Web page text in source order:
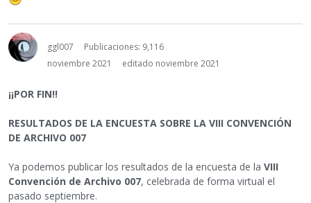
ggl007
Publicaciones: 9,116
noviembre 2021
editado noviembre 2021
¡¡POR FIN!!
RESULTADOS DE LA ENCUESTA SOBRE LA VIII CONVENCIÓN
DE ARCHIVO 007
Ya podemos publicar los resultados de la encuesta de la VIII
Convención de Archivo 007, celebrada de forma virtual el
pasado septiembre.